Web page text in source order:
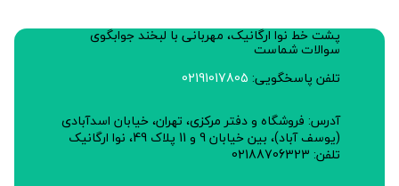
پشت خط نوا ارگانیک، مهربانی با لبخند جوابگوی
سوالات شماست
تلفن پاسخگویی: 02191017805
آدرس: فروشگاه و دفتر مرکزی، تهران، خیابان اسدآبادی
(یوسف آباد)، بین خیابان 9 و 11 پلاک 49، نوا ارگانیک
تلفن: 02188706323